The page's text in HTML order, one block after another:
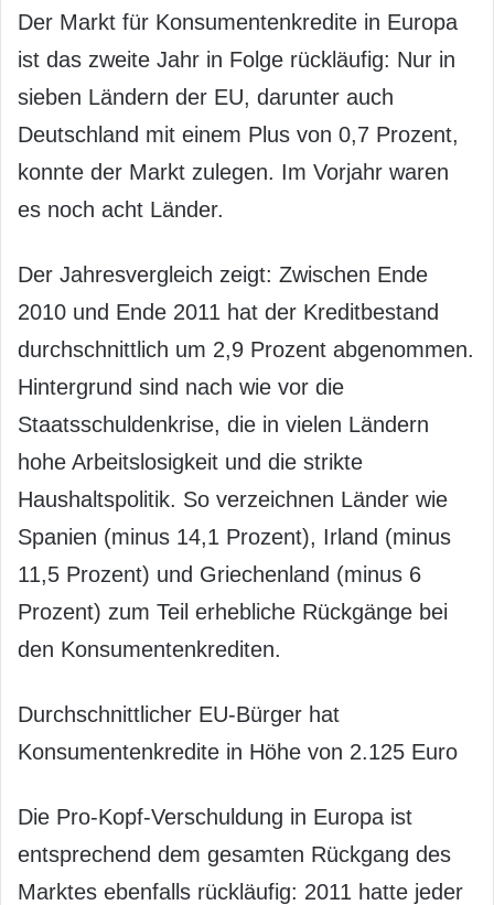
Der Markt für Konsumentenkredite in Europa
ist das zweite Jahr in Folge rückläufig: Nur in
sieben Ländern der EU, darunter auch
Deutschland mit einem Plus von 0,7 Prozent,
konnte der Markt zulegen. Im Vorjahr waren
es noch acht Länder.
Der Jahresvergleich zeigt: Zwischen Ende
2010 und Ende 2011 hat der Kreditbestand
durchschnittlich um 2,9 Prozent abgenommen.
Hintergrund sind nach wie vor die
Staatsschuldenkrise, die in vielen Ländern
hohe Arbeitslosigkeit und die strikte
Haushaltspolitik. So verzeichnen Länder wie
Spanien (minus 14,1 Prozent), Irland (minus
11,5 Prozent) und Griechenland (minus 6
Prozent) zum Teil erhebliche Rückgänge bei
den Konsumentenkrediten.
Durchschnittlicher EU-Bürger hat
Konsumentenkredite in Höhe von 2.125 Euro
Die Pro-Kopf-Verschuldung in Europa ist
entsprechend dem gesamten Rückgang des
Marktes ebenfalls rückläufig: 2011 hatte jeder